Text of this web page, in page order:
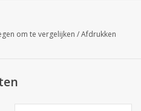
om te vergelijken /Afdrukken